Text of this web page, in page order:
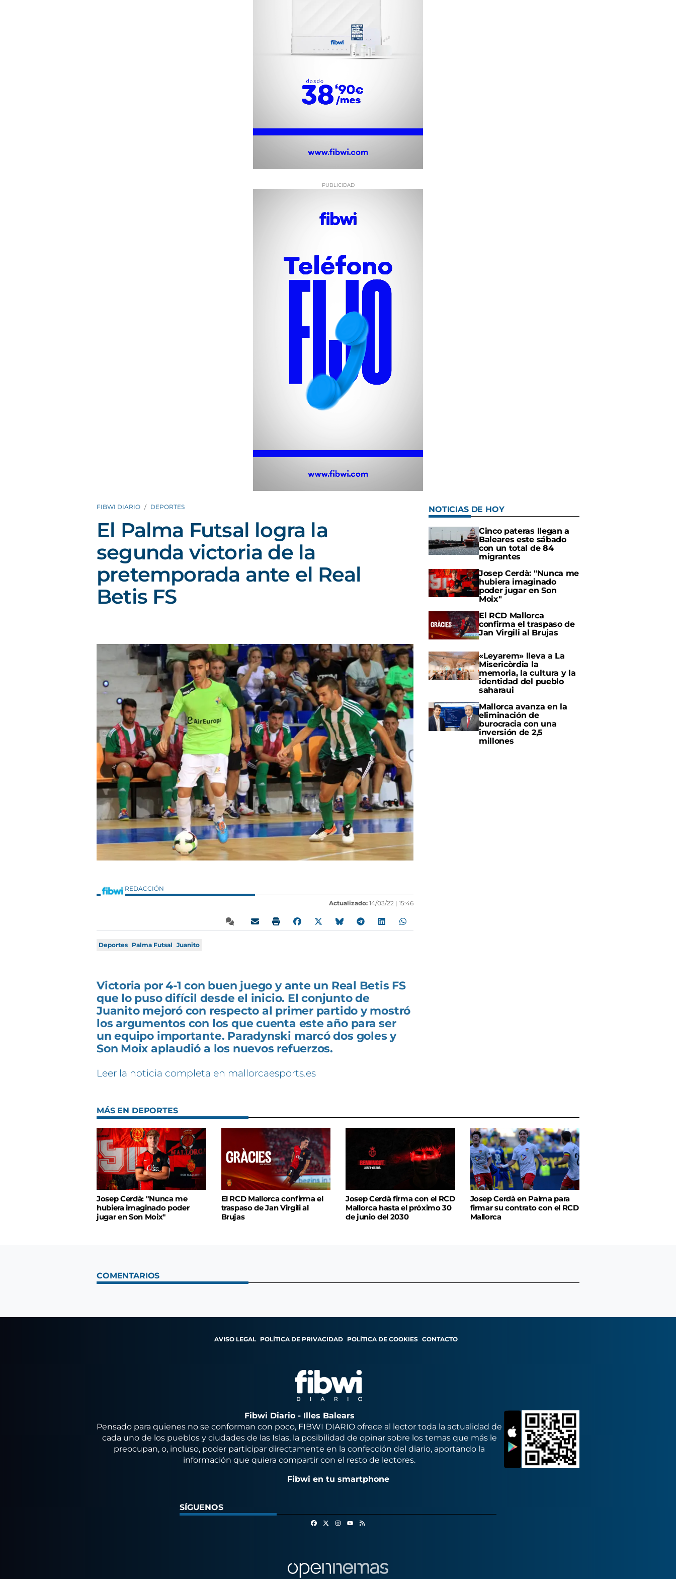
FIBWI DIARIO DEPORTES
El Palma Futsal logra la
segunda victoria de la
pretemporada ante el Real
Betis FS
REDACCIÓN
Actualizado: 14/03/22 | 15:46
Deportes Palma Futsal Juanito
Victoria por 4-1 con buen juego y ante un Real Betis FS
que lo puso difícil desde el inicio. El conjunto de
Juanito mejoró con respecto al primer partido y mostró
los argumentos con los que cuenta este año para ser
un equipo importante. Paradynski marcó dos goles y
Son Moix aplaudió a los nuevos refuerzos.
Leer la noticia completa en mallorcaesports.es
NOTICIAS DE HOY
Cinco pateras llegan a
Baleares este sábado
con un total de 84
migrantes
Josep Cerdà: "Nunca me
hubiera imaginado
poder jugar en Son
Moix"
El RCD Mallorca
confirma el traspaso de
Jan Virgili al Brujas
«Leyarem» lleva a La
Misericòrdia la
memoria, la cultura y la
identidad del pueblo
saharaui
Mallorca avanza en la
eliminación de
burocracia con una
inversión de 2,5
millones
MÁS EN DEPORTES
Josep Cerdà: "Nunca me
hubiera imaginado poder
jugar en Son Moix"
El RCD Mallorca confirma el
traspaso de Jan Virgili al
Brujas
Josep Cerdà firma con el RCD
Mallorca hasta el próximo 30
de junio del 2030
Josep Cerdà en Palma para
firmar su contrato con el RCD
Mallorca
COMENTARIOS
AVISO LEGAL POLÍTICA DE PRIVACIDAD POLÍTICA DE COOKIES CONTACTO
Fibwi Diario - Illes Balears
Pensado para quienes no se conforman con poco, FIBWI DIARIO ofrece al lector toda la actualidad de
cada uno de los pueblos y ciudades de las Islas, la posibilidad de opinar sobre los temas que más le
preocupan, o, incluso, poder participar directamente en la confección del diario, aportando la
información que quiera compartir con el resto de lectores.
Fibwi en tu smartphone
SÍGUENOS
FacebookInstagram